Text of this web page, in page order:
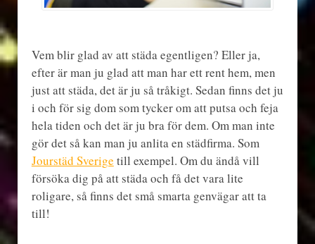
Vem blir glad av att städa egentligen? Eller ja,
efter är man ju glad att man har ett rent hem, men
just att städa, det är ju så tråkigt. Sedan finns det ju
i och för sig dom som tycker om att putsa och feja
hela tiden och det är ju bra för dem. Om man inte
gör det så kan man ju anlita en städfirma. Som
Jourstäd Sverige till exempel. Om du ändå vill
försöka dig på att städa och få det vara lite
roligare, så finns det små smarta genvägar att ta
till!